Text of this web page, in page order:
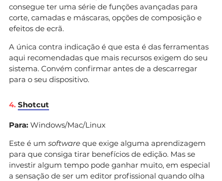
consegue ter uma série de funções avançadas para
corte, camadas e máscaras, opções de composição e
efeitos de ecrã.
A única contra indicação é que esta é das ferramentas
aqui recomendadas que mais recursos exigem do seu
sistema. Convém confirmar antes de a descarregar
para o seu dispositivo.
4. Shotcut
Para: Windows/Mac/Linux
Este é um software que exige alguma aprendizagem
para que consiga tirar benefícios de edição. Mas se
investir algum tempo pode ganhar muito, em especial
a sensação de ser um editor profissional quando olha